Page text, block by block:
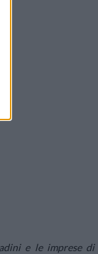
e le imprese di